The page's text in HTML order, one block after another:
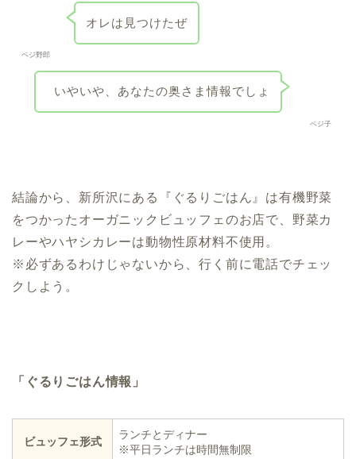
ベジ野郎
オレは見つけたぜ
ベジ子
いやいや、あなたの奥さま情報でしょ
結論から、新所沢にある『ぐるりごはん』は有機野菜
をつかったオーガニックビュッフェのお店で、野菜カ
レーやハヤシカレーは動物性原材料不使用。
※必ずあるわけじゃないから、行く前に電話でチェッ
クしよう。
「ぐるりごはん情報」
ビュッフェ形式
ランチとディナー
※平日ランチは時間無制限